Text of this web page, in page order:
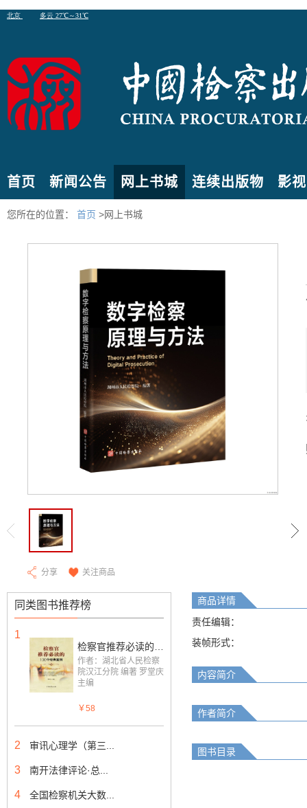
首页 新闻公告 网上书城 连续出版物 影
您所在的位置： 首页 >网上书城
分享 关注商品
同类图书推荐榜
1
作者：湖北省人民检察
院汉江分院 编著 罗堂庆
主编
￥58
2 审讯心理学（第三...
3 南开法律评论·总...
4 全国检察机关大数...
商品详情
责任编辑：
装帧形式：
内容简介
作者简介
图书目录